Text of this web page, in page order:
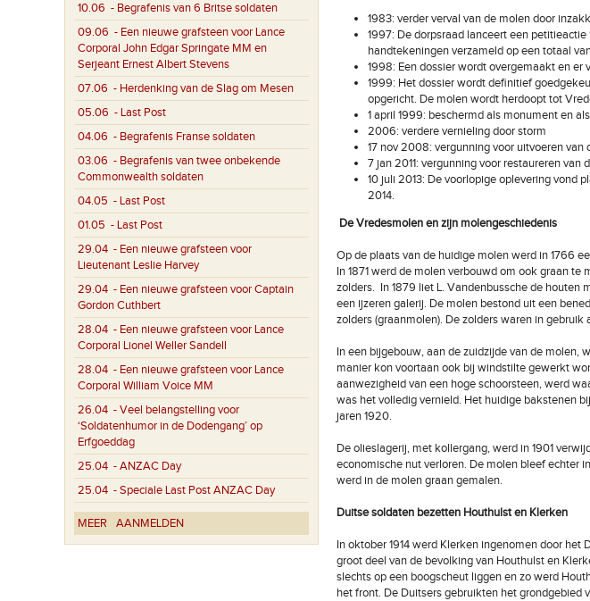
10.06 - Begrafenis van 6 Britse soldaten
09.06 - Een nieuwe grafsteen voor Lance
Corporal John Edgar Springate MM en
Serjeant Ernest Albert Stevens
07.06 - Herdenking van de Slag om Mesen
05.06 - Last Post
04.06 - Begrafenis Franse soldaten
03.06 - Begrafenis van twee onbekende
Commonwealth soldaten
04.05 - Last Post
01.05 - Last Post
29.04 - Een nieuwe grafsteen voor
Lieutenant Leslie Harvey
29.04 - Een nieuwe grafsteen voor Captain
Gordon Cuthbert
28.04 - Een nieuwe grafsteen voor Lance
Corporal Lionel Weller Sandell
28.04 - Een nieuwe grafsteen voor Lance
Corporal William Voice MM
26.04 - Veel belangstelling voor
‘Soldatenhumor in de Dodengang’ op
Erfgoeddag
25.04 - ANZAC Day
25.04 - Speciale Last Post ANZAC Day
MEER AANMELDEN
1983: verder verval van de molen door
1997: De dorpsraad lanceert een
handtekeningen verzameld op een totaal
1998: Een dossier wordt overgemaakt en
1999: Het dossier wordt definitief
opgericht. De molen wordt herdoopt tot
1 april 1999: beschermd als monument en
2006: verdere vernieling door storm
17 nov 2008: vergunning voor uitvoeren
7 jan 2011: vergunning voor restaureren van
10 juli 2013: De voorlopige oplevering vond
2014.
De Vredesmolen en zijn molengeschiedenis
Op de plaats van de huidige molen werd in 1766
In 1871 werd de molen verbouwd om ook graan
zolders. In 1879 liet L. Vandenbussche de houten
een ijzeren galerij. De molen bestond uit een
zolders (graanmolen). De zolders waren in
In een bijgebouw, aan de zuidzijde van de molen,
manier kon voortaan ook bij windstilte gewerkt
aanwezigheid van een hoge schoorsteen, werd
was het volledig vernield. Het huidige bakstenen
jaren 1920.
De olieslagerij, met kollergang, werd in 1901
economische nut verloren. De molen bleef echter
werd in de molen graan gemalen.
Duitse soldaten bezetten Houthulst en Klerken
In oktober 1914 werd Klerken ingenomen door
groot deel van de bevolking van Houthulst en
slechts op een boogscheut liggen en zo werd
het front. De Duitsers gebruikten het grondgebied